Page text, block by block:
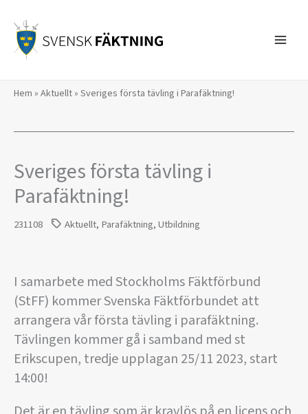
innehåll
Hem » Aktuellt» Sveriges första tävling i Parafäktning!
Sveriges första tävling i
Parafäktning!
231108 Aktuellt, Parafäktning,Utbildning
I samarbete med Stockholms Fäktförbund
(StFF) kommer Svenska Fäktförbundet att
arrangera vår första tävling i parafäktning.
Tävlingen kommer gå i samband med st
Erikscupen, tredje upplagan 25/11 2023, start
14:00!